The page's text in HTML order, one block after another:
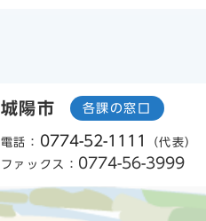
城陽市 各課の窓口
電話： 0774-52-1111
（代表）
ファックス： 0774-56-3999